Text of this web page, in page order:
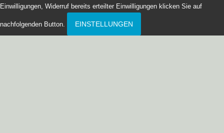
Einwilligungen, Widerruf bereits erteilter Einwilligungen klicken Sie auf
nachfolgenden Button. EINSTELLUNGEN